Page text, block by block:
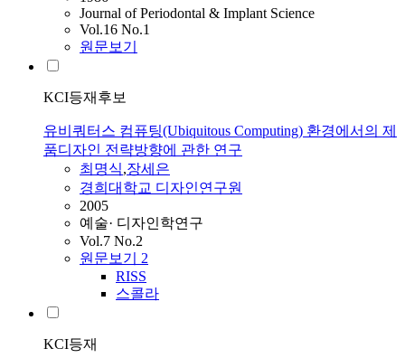
Journal of Periodontal & Implant Science
Vol.16 No.1
원문보기
KCI등재후보
유비쿼터스 컴퓨팅(Ubiquitous Computing) 환경에서의 제
품디자인 전략방향에 관한 연구
최명식,장세은
경희대학교 디자인연구원
2005
예술· 디자인학연구
Vol.7 No.2
원문보기 2
RISS
스콜라
KCI등재